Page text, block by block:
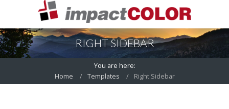
RIGHT SIDEBAR
You are here:
Home
Templates Right Sidebar